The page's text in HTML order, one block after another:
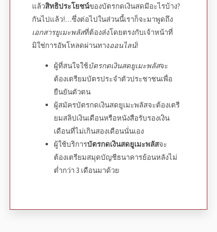
แล้วสิทธิประโยชน์ของบัตรกดเงินสดมีอะไรบ้าง?
กันไปแล้ว!…ซึ่งต่อไปในส่วนนี้เราก็จะมาพูดถึง
เอกสารยูเมะพลัสที่ต้องส่งโดยตรงกับเจ้าหน้าที่
มิใช่การอัพโหลดผ่านทางออนไลน์!
ผู้ที่สนใจใช้บัตรกดเงินสดยูเมะพลัสจะ
ต้องเตรียมบัตรประจำตัวประชาชนเพื่อ
ยืนยันตัวตน
ผู้สมัครบัตรกดเงินสดยูเมะพลัสจะต้องเตรี
ยมสลิปเงินเดือนหรือหนังสือรับรองเงิน
เดือนที่ไม่เกินสองเดือนนั่นเอง
ผู้ใช้บริการบัตรกดเงินสดยูเมะพลัสจะ
ต้องเตรียมสมุดบัญชีธนาคารย้อนหลังไม่
ต่ำกว่า 3 เดือนมาด้วย